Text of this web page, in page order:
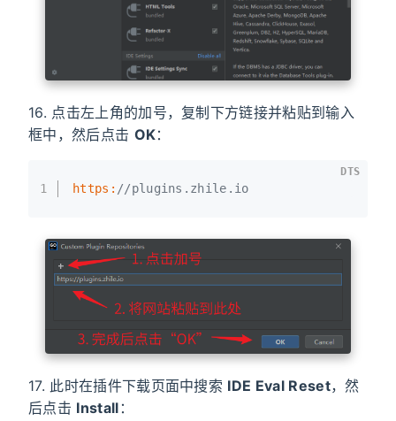
16. 点击左上角的加号，复制下方链接并粘贴到输入
框中，然后点击 OK：
1 https: //plugins.zhile.io
DTS
17. 此时在插件下载页面中搜索 IDE Eval Reset，然
后点击 Install ：